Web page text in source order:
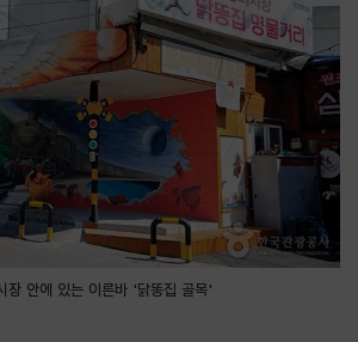
장 안에 있는 이른바 '닭똥집 골목'